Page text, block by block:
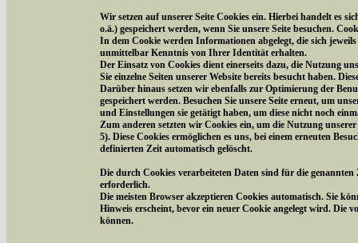
Wir setzen auf unserer Seite Cookies ein. Hierbei handelt es
o.ä.) gespeichert werden, wenn Sie unsere Seite besuchen.
In dem Cookie werden Informationen abgelegt, die sich
unmittelbar Kenntnis von Ihrer Identität erhalten.
Der Einsatz von Cookies dient einerseits dazu, die Nutzung
Sie einzelne Seiten unserer Website bereits besucht haben.
Darüber hinaus setzen wir ebenfalls zur Optimierung der
gespeichert werden. Besuchen Sie unsere Seite erneut, um
und Einstellungen sie getätigt haben, um diese nicht noch
Zum anderen setzten wir Cookies ein, um die Nutzung
5). Diese Cookies ermöglichen es uns, bei einem erneuten
definierten Zeit automatisch gelöscht.
Die durch Cookies verarbeiteten Daten sind für die
erforderlich.
Die meisten Browser akzeptieren Cookies automatisch. Sie
Hinweis erscheint, bevor ein neuer Cookie angelegt wird. Die
können.